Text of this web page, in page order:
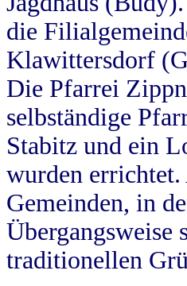
die
Klawittersdorf
Die Pfarrei
selbständige
Stabitz und ein
wurden
Gemeinden, in
Übergangsweise
traditionellen